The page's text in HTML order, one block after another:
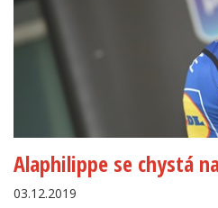
Alaphilippe se chystá
03.12.2019